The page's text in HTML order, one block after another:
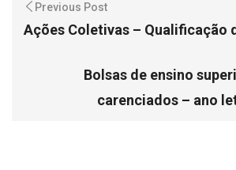
Previous Post
Ações Coletivas – Qualificação
Bolsas de ensino
carenciados – ano